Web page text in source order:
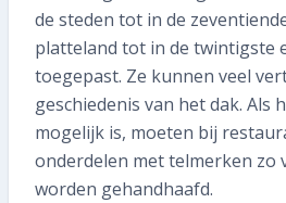
de steden tot in de
platteland tot in de twintigste
toegepast. Ze kunnen veel
geschiedenis van het dak. Als
mogelijk is, moeten bij
onderdelen met telmerken zo
worden gehandhaafd.